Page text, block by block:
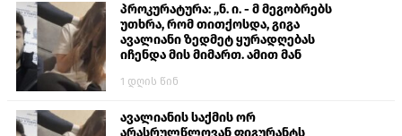
პროკურატურა: „ნ. ი. - მ მეგობრებს
უთხრა, რომ თითქოსდა, გიგა
ავალიანი ზედმეტ ყურადღებას
იჩენდა მის მიმართ. ამით მან
თავს დასხმოდა გიგა ავალიანს“
1 დღის წინ
ავალიანის საქმის ორ
არასრულწლოვან ფიგურანტს